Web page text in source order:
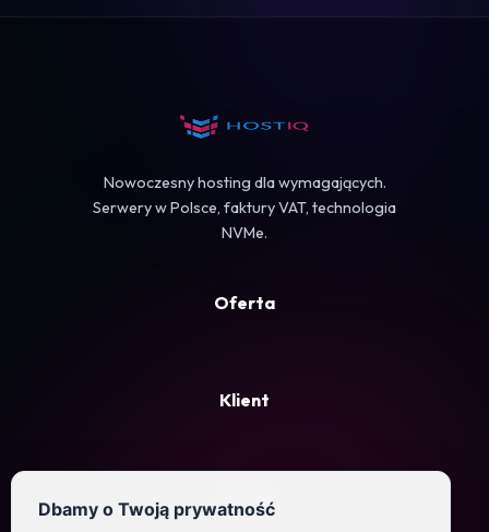
Nowoczesny hosting dla wymagających.
Serwery w Polsce, faktury VAT, technologia
NVMe.
Oferta
Klient
Firma
Dbamy o Twoją prywatność